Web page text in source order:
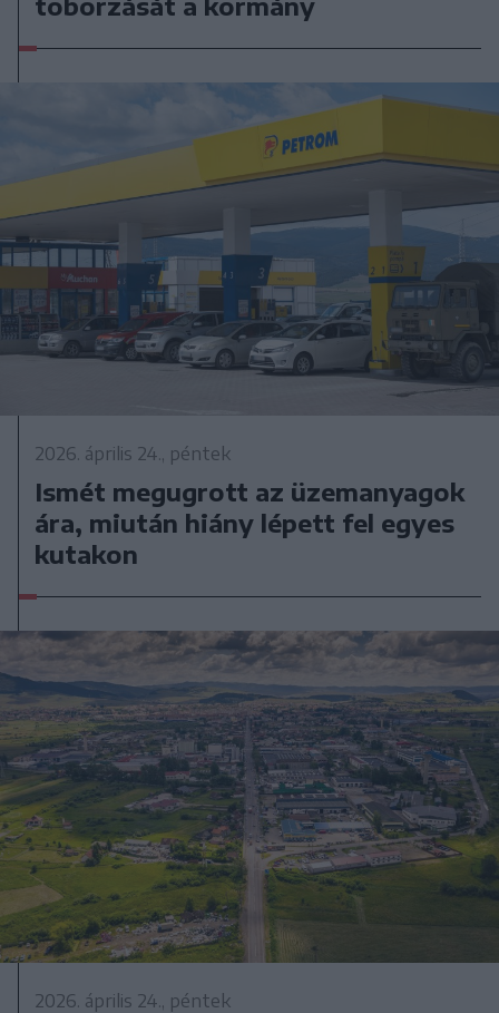
2026. április 24., péntek
Ismét megugrott az üzemanyagok
ára, miután hiány lépett fel egyes
kutakon
2026. április 24., péntek